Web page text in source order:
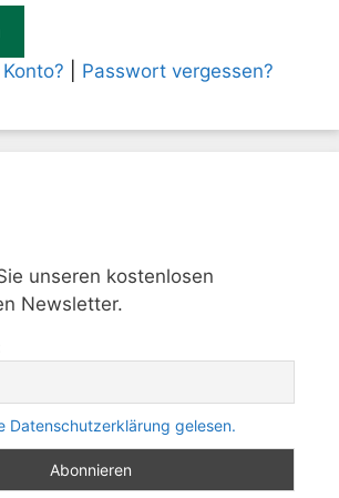
Passwort vergessen?
unseren kostenlosen
Newsletter.
Datenschutzerklärung gelesen.